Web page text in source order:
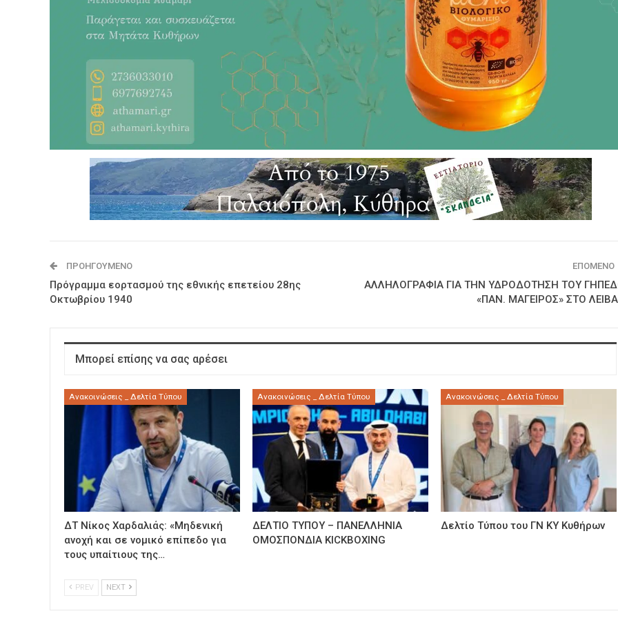
ΠΡΟΗΓΟΎΜΕΝΟ
Πρόγραμμα εορτασμού της εθνικής επετείου 28ης
Οκτωβρίου 1940
ΕΠΌΜΕΝΟ
ΑΛΛΗΛΟΓΡΑΦΙΑ ΓΙΑ ΤΗΝ ΥΔΡΟΔΟΤΗΣΗ ΤΟΥ
«ΠΑΝ. ΜΑΓΕΙΡΟΣ» ΣΤΟ
Μπορεί επίσης να σας αρέσει
Ανακοινώσεις _ Δελτία Τύπου
ΔΤ Νίκος Χαρδαλιάς: «Μηδενική
ανοχή και σε νομικό επίπεδο για
τους υπαίτιους της…
Ανακοινώσεις _ Δελτία Τύπου
ΔΕΛΤΙΟ ΤΥΠΟΥ – ΠΑΝΕΛΛΗΝΙΑ
ΟΜΟΣΠΟΝΔΙΑ KICKBOXING
Ανακοινώσεις _ Δελτία Τύπου
Δελτίο Τύπου του ΓΝ ΚΥ Κυθήρων
PREV NEXT